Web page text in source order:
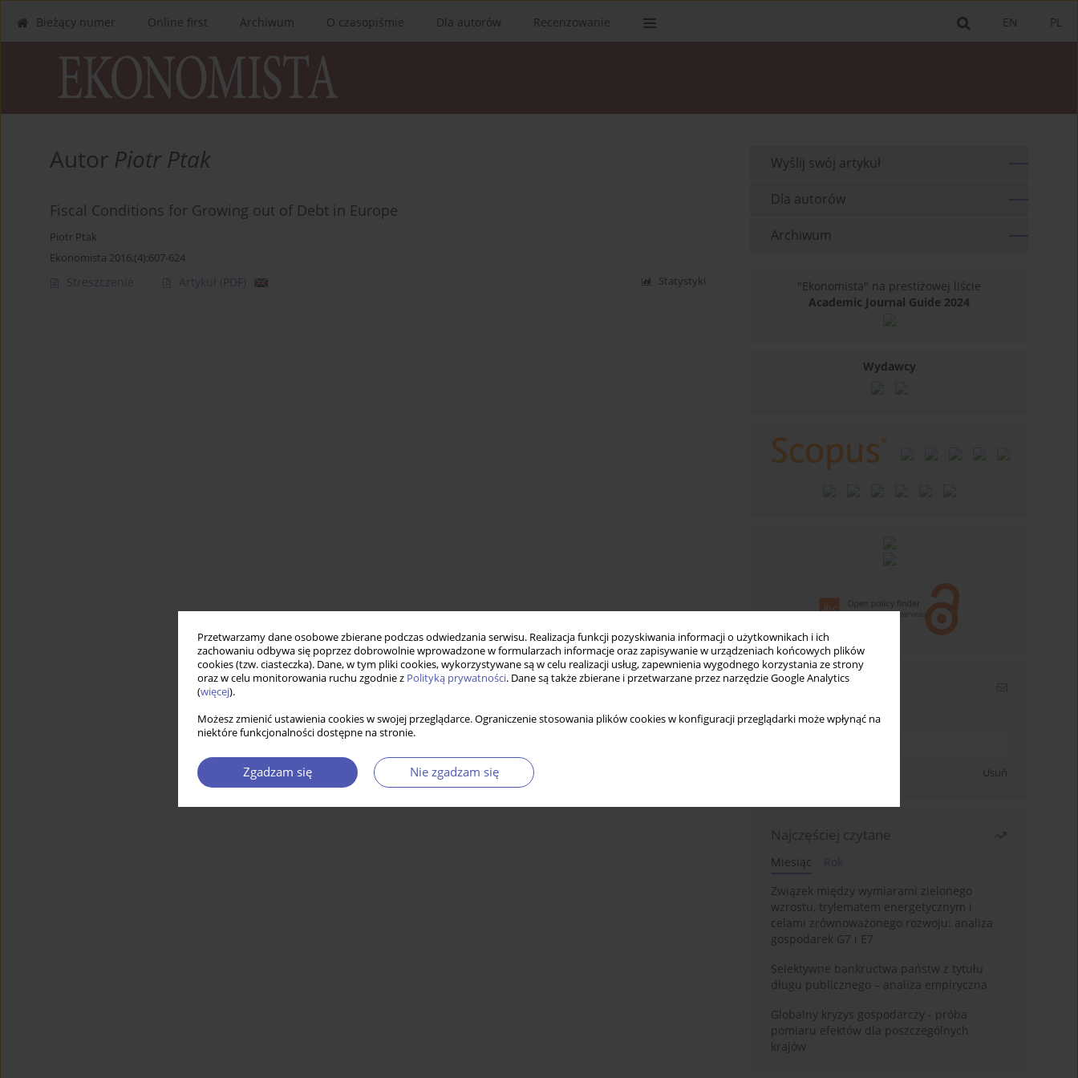
Przetwarzamy dane osobowe zbierane podczas odwiedzania serwisu. Realizacja funkcji pozyskiwania informacji o użytkownikach i ich
zachowaniu odbywa się poprzez dobrowolnie wprowadzone w formularzach informacje oraz zapisywanie w urządzeniach końcowych plików
cookies (tzw. ciasteczka). Dane, w tym pliki cookies, wykorzystywane są w celu realizacji usług, zapewnienia wygodnego korzystania ze strony
oraz w celu monitorowania ruchu zgodnie z Polityką prywatności. Dane są także zbierane i przetwarzane przez narzędzie Google Analytics
(więcej).
Możesz zmienić ustawienia cookies w swojej przeglądarce. Ograniczenie stosowania plików cookies w konfiguracji przeglądarki może wpłynąć na
niektóre funkcjonalności dostępne na stronie.
Zgadzam się Nie zgadzam się
PL
EN
Bieżący numer Online first Archiwum O czasopiśmie Dla autorów Recenzowanie
Autor Piotr Ptak
Fiscal Conditions for Growing out of Debt in Europe
Piotr Ptak
Ekonomista 2016;(4):607-624
Streszczenie Artykuł (PDF) Statystyki
Wyślij swój artykuł
Dla autorów
Archiwum
"Ekonomista" na prestiżowej liście
Academic Journal Guide 2024
Wydawcy
Newsletter
Wpisz swój adres email
Usuń
Najczęściej czytane
Miesiąc
Związek między wymiarami zielonego
wzrostu, trylematem energetycznym i
celami zrównoważonego rozwoju: analiza
gospodarek G7 i E7
Selektywne bankructwa państw z tytułu
długu publicznego – analiza empiryczna
Globalny kryzys gospodarczy - próba
pomiaru efektów dla poszczególnych
krajów